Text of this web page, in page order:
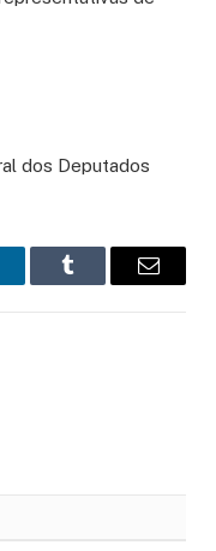
dos Deputados
Tumblr Email